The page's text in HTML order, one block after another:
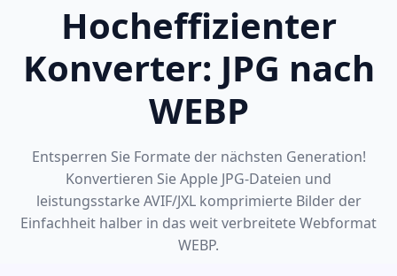
Hocheffizienter
Konverter: JPG nach
WEBP
Entsperren Sie Formate der nächsten Generation!
Konvertieren Sie Apple JPG-Dateien und
leistungsstarke AVIF/JXL komprimierte Bilder der
Einfachheit halber in das weit verbreitete Webformat
WEBP.